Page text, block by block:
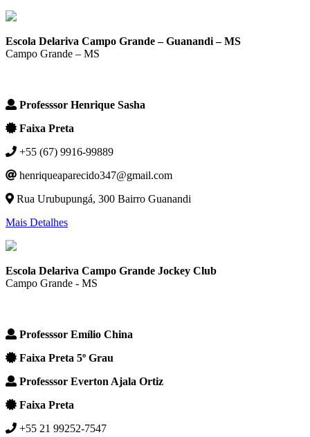
Escola Delariva Campo Grande – Guanandi – MS
Campo Grande – MS
Professsor Henrique Sasha
Faixa Preta
+55 (67) 9916-99889
henriqueaparecido347@gmail.com
Rua Urubupungá, 300 Bairro Guanandi
Mais Detalhes
Escola Delariva Campo Grande Jockey Club
Campo Grande - MS
Professsor Emílio China
Faixa Preta 5º Grau
Professsor Everton Ajala Ortiz
Faixa Preta
+55 21 99252-7547